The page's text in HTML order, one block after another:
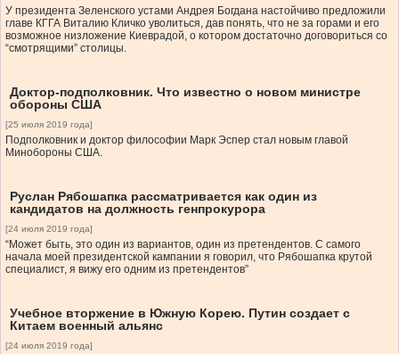
У президента Зеленского устами Андрея Богдана настойчиво предложили
главе КГГА Виталию Кличко уволиться, дав понять, что не за горами и его
возможное низложение Киеврадой, о котором достаточно договориться со
“смотрящими” столицы.
Доктор-подполковник. Что известно о новом министре
обороны США
[25 июля 2019 года]
Подполковник и доктор философии Марк Эспер стал новым главой
Минобороны США.
Руслан Рябошапка рассматривается как один из
кандидатов на должность генпрокурора
[24 июля 2019 года]
“Может быть, это один из вариантов, один из претендентов. С самого
начала моей президентской кампании я говорил, что Рябошапка крутой
специалист, я вижу его одним из претендентов”
Учебное вторжение в Южную Корею. Путин создает с
Китаем военный альянс
[24 июля 2019 года]